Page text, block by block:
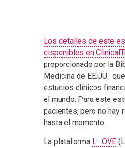
Los detalles de este
disponibles en
proporcionado por la
Medicina de EE.UU.
estudios clínicos
el mundo. Para este
pacientes, pero no hay
hasta el momento.
La plataforma L · OVE